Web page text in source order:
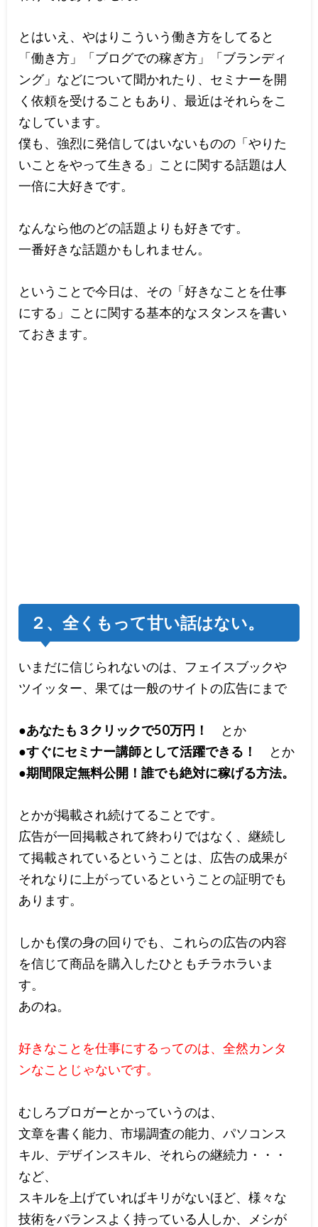
とはいえ、やはりこういう働き方をしてると
「働き方」「ブログでの稼ぎ方」「ブランディ
ング」などについて聞かれたり、セミナーを開
く依頼を受けることもあり、最近はそれらをこ
なしています。
僕も、強烈に発信してはいないものの「やりた
いことをやって生きる」ことに関する話題は人
一倍に大好きです。
なんなら他のどの話題よりも好きです。
一番好きな話題かもしれません。
ということで今日は、その「好きなことを仕事
にする」ことに関する基本的なスタンスを書い
ておきます。
２、全くもって甘い話はない。
いまだに信じられないのは、フェイスブックや
ツイッター、果ては一般のサイトの広告にまで
●あなたも３クリックで50万円！
とか
●すぐにセミナー講師として活躍できる！
とか
●期間限定無料公開！誰でも絶対に稼げる方法。
とかが掲載され続けてることです。
広告が一回掲載されて終わりではなく、継続し
て掲載されているということは、広告の成果が
それなりに上がっているということの証明でも
あります。
しかも僕の身の回りでも、これらの広告の内容
を信じて商品を購入したひともチラホラいま
す。
あのね。
好きなことを仕事にするってのは、全然カンタ
ンなことじゃないです。
むしろブロガーとかっていうのは、
文章を書く能力、市場調査の能力、パソコンス
キル、デザインスキル、それらの継続力・・・
など、
スキルを上げていればキリがないほど、様々な
技術をバランスよく持っている人しか、メシが